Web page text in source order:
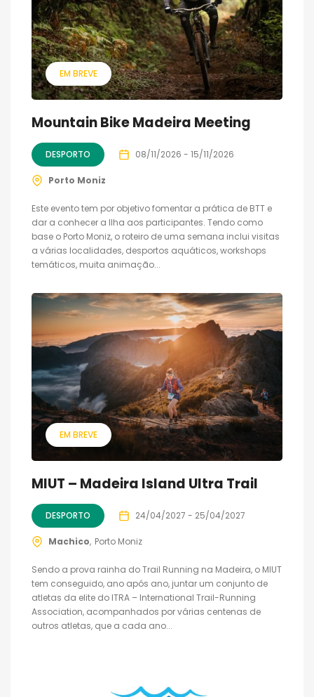
EM BREVE
Mountain Bike Madeira Meeting
DESPORTO 08/11/2026 - 15/11/2026
Porto Moniz
Este evento tem por objetivo fomentar a prática de BTT e
dar a conhecer a Ilha aos participantes. Tendo como
base o Porto Moniz, o roteiro de uma semana inclui visitas
a várias localidades, desportos aquáticos, workshops
temáticos, muita animação...
EM BREVE
MIUT – Madeira Island Ultra Trail
DESPORTO 24/04/2027 - 25/04/2027
Machico Porto Moniz
Sendo a prova rainha do Trail Running na Madeira, o MIUT
tem conseguido, ano após ano, juntar um conjunto de
atletas da elite do ITRA – International Trail-Running
Association, acompanhados por várias centenas de
outros atletas, que a cada ano...